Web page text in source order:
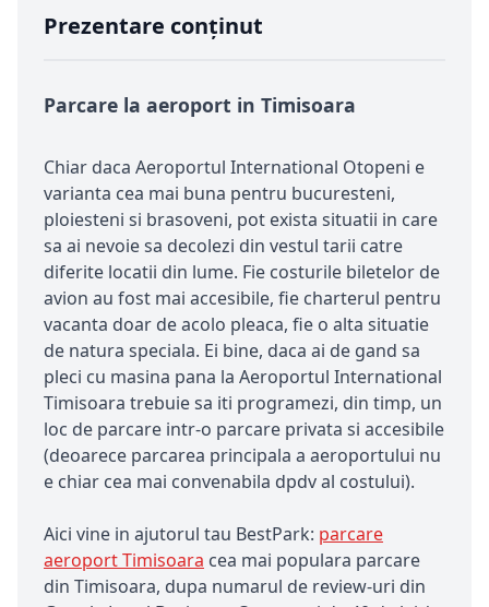
Prezentare conținut
Parcare la aeroport in Timisoara
Chiar daca Aeroportul International Otopeni e
varianta cea mai buna pentru bucuresteni,
ploiesteni si brasoveni, pot exista situatii in care
sa ai nevoie sa decolezi din vestul tarii catre
diferite locatii din lume. Fie costurile biletelor de
avion au fost mai accesibile, fie charterul pentru
vacanta doar de acolo pleaca, fie o alta situatie
de natura speciala. Ei bine, daca ai de gand sa
pleci cu masina pana la Aeroportul International
Timisoara trebuie sa iti programezi, din timp, un
loc de parcare intr-o parcare privata si accesibile
(deoarece parcarea principala a aeroportului nu
e chiar cea mai convenabila dpdv al costului).
Aici vine in ajutorul tau BestPark: parcare
aeroport Timisoara cea mai populara parcare
din Timisoara, dupa numarul de review-uri din